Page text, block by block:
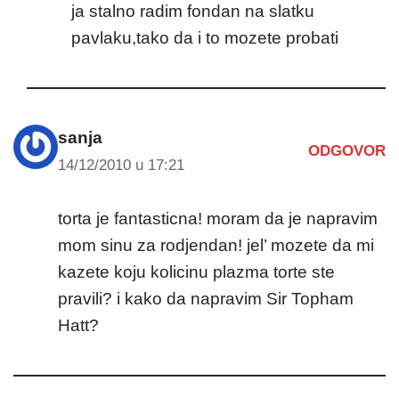
ja stalno radim fondan na slatku
pavlaku,tako da i to mozete probati
sanja
14/12/2010 u 17:21
ODGOVOR
torta je fantasticna! moram da je napravim
mom sinu za rodjendan! jel’ mozete da mi
kazete koju kolicinu plazma torte ste
pravili? i kako da napravim Sir Topham
Hatt?